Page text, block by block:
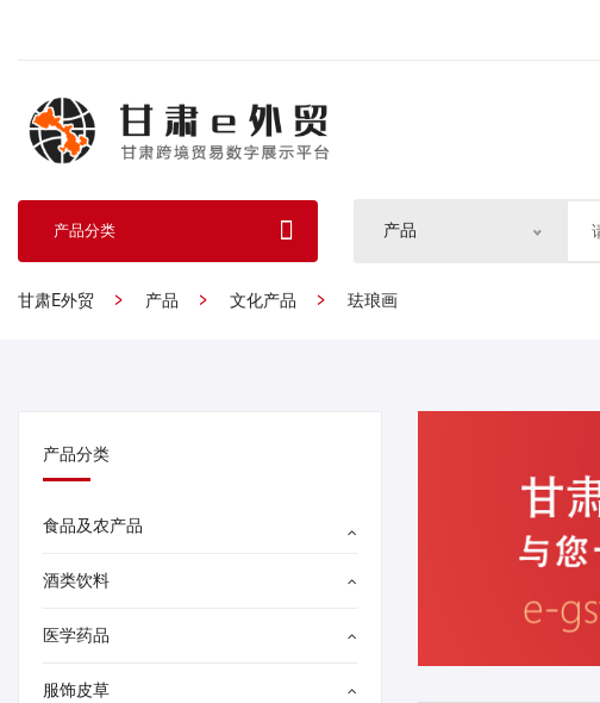
产品分类 产品
甘肃E外贸 产品 文化产品 珐琅画
产品分类
食品及农产品
酒类饮料
医学药品
服饰皮草